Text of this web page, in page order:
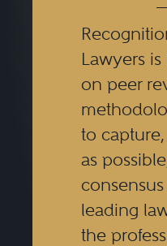
Lawyers
on peer
to
as
leading
the